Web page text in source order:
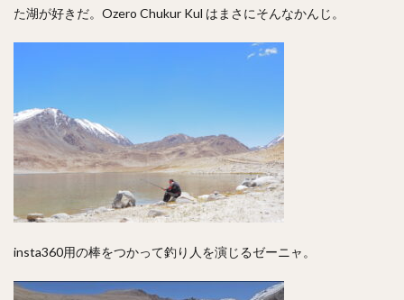
た湖が好きだ。Ozero Chukur Kul はまさにそんなかんじ。
insta360用の棒をつかって釣り人を演じるゼーニャ。